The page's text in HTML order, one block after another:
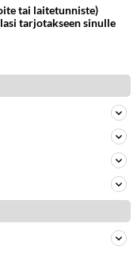
Siinäpä se kysymys on otsikossa. Mitäpä siis tuot/toisit pöytään parisuhteessa? Oletko mies vai nainen? Koetko sen mitä
415
1728
296
Martina Aitolehti on seurattu julkisuuden henkilö. Lähipiiriin mahtuu muitakin tunnettuja henkilöitä. Tiesitkö, että Ma
28
tai laitetunniste)
tarjotakseen sinulle